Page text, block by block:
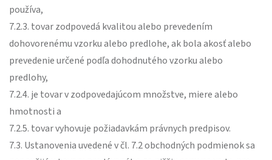
používa,
7.2.3. tovar zodpovedá kvalitou alebo prevedením
dohovorenému vzorku alebo predlohe, ak bola akosť alebo
prevedenie určené podľa dohodnutého vzorku alebo
predlohy,
7.2.4. je tovar v zodpovedajúcom množstve, miere alebo
hmotnosti a
7.2.5. tovar vyhovuje požiadavkám právnych predpisov.
7.3. Ustanovenia uvedené v čl. 7.2 obchodných podmienok sa